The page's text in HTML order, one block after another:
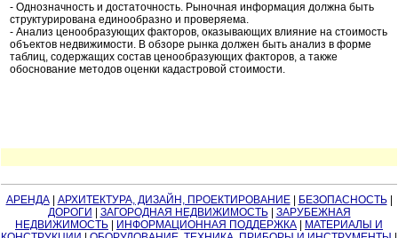
- Однозначность и достаточность. Рыночная информация должна быть
структурирована единообразно и проверяема.
- Анализ ценообразующих факторов, оказывающих влияние на стоимость
объектов недвижимости. В обзоре рынка должен быть анализ в форме
таблиц, содержащих состав ценообразующих факторов, а также
обоснование методов оценки кадастровой стоимости.
АРЕНДА| АРХИТЕКТУРА, ДИЗАЙН, ПРОЕКТИРОВАНИЕ| БЕЗОПАСНОСТЬ|
ДОРОГИ
ЗАГОРОДНАЯ НЕДВИЖИМОСТЬ| ЗАРУБЕЖНАЯ
НЕДВИЖИМОСТЬ
ИНФОРМАЦИОННАЯ ПОДДЕРЖКА
МАТЕРИАЛЫ И